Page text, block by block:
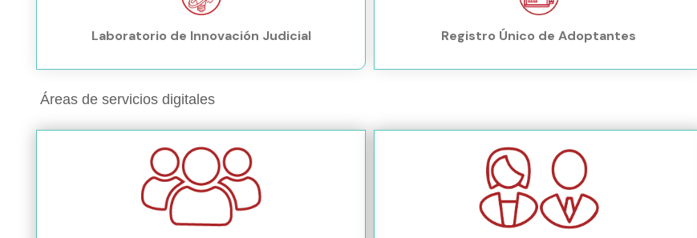
Laboratorio de Innovación Judicial Registro Único de Adoptantes
Áreas de servicios digitales